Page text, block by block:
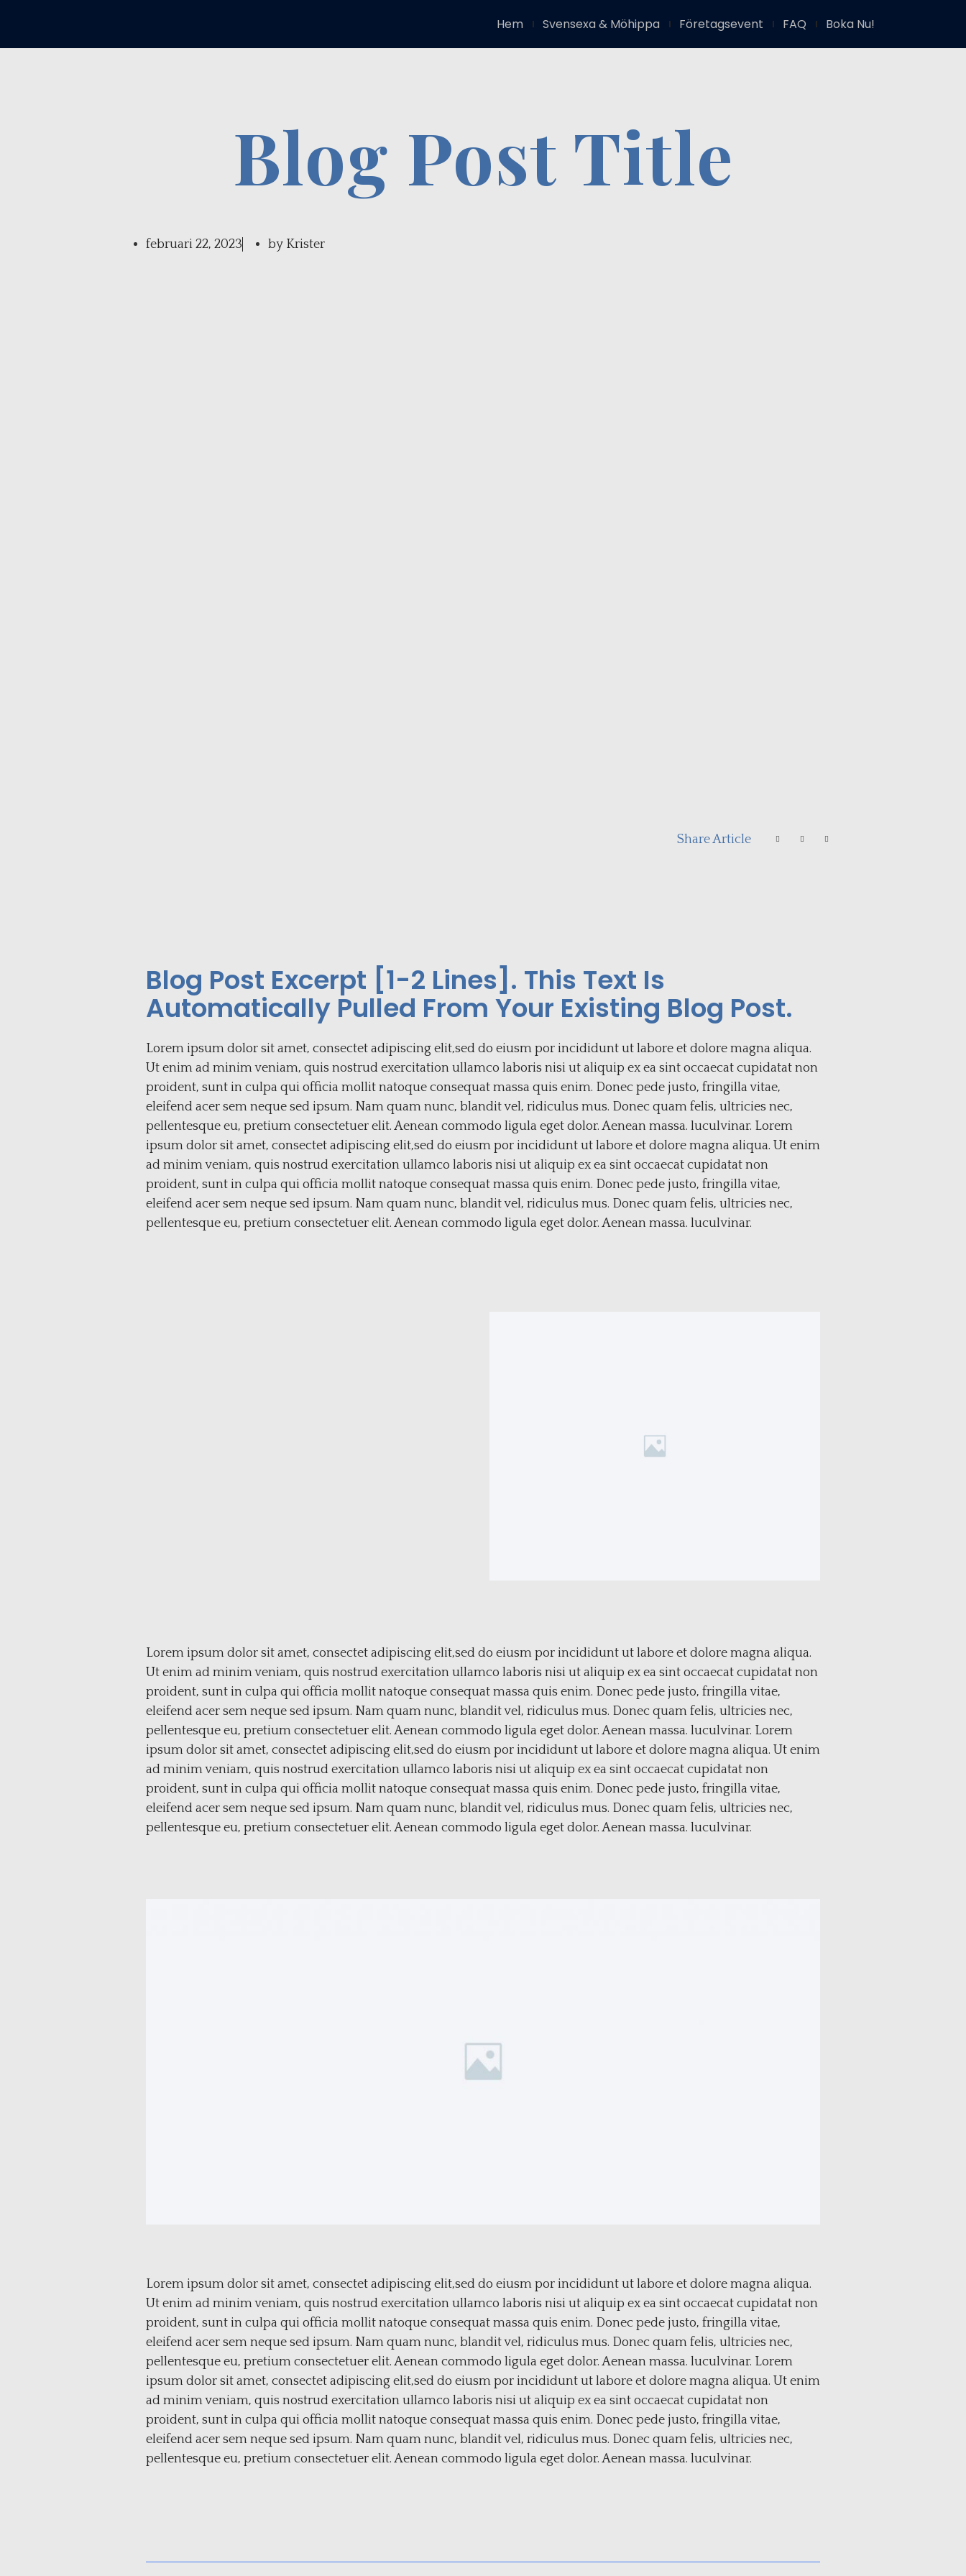
Hem Svensexa & Möhippa Företagsevent FAQ Boka Nu!
Blog Post Title
februari 22, 2023 by Krister
Share Article
Blog Post Excerpt [1-2 Lines]. This Text Is
Automatically Pulled From Your Existing Blog Post.
Lorem ipsum dolor sit amet, consectet adipiscing elit,sed do eiusm por incididunt ut labore et dolore magna aliqua.
Ut enim ad minim veniam, quis nostrud exercitation ullamco laboris nisi ut aliquip ex ea sint occaecat cupidatat non
proident, sunt in culpa qui officia mollit natoque consequat massa quis enim. Donec pede justo, fringilla vitae,
eleifend acer sem neque sed ipsum. Nam quam nunc, blandit vel, ridiculus mus. Donec quam felis, ultricies nec,
pellentesque eu, pretium consectetuer elit. Aenean commodo ligula eget dolor. Aenean massa. luculvinar. Lorem
ipsum dolor sit amet, consectet adipiscing elit,sed do eiusm por incididunt ut labore et dolore magna aliqua. Ut enim
ad minim veniam, quis nostrud exercitation ullamco laboris nisi ut aliquip ex ea sint occaecat cupidatat non
proident, sunt in culpa qui officia mollit natoque consequat massa quis enim. Donec pede justo, fringilla vitae,
eleifend acer sem neque sed ipsum. Nam quam nunc, blandit vel, ridiculus mus. Donec quam felis, ultricies nec,
pellentesque eu, pretium consectetuer elit. Aenean commodo ligula eget dolor. Aenean massa. luculvinar.
Lorem ipsum dolor sit amet, consectet adipiscing elit,sed do eiusm por incididunt ut labore et dolore magna aliqua.
Ut enim ad minim veniam, quis nostrud exercitation ullamco laboris nisi ut aliquip ex ea sint occaecat cupidatat non
proident, sunt in culpa qui officia mollit natoque consequat massa quis enim. Donec pede justo, fringilla vitae,
eleifend acer sem neque sed ipsum. Nam quam nunc, blandit vel, ridiculus mus. Donec quam felis, ultricies nec,
pellentesque eu, pretium consectetuer elit. Aenean commodo ligula eget dolor. Aenean massa. luculvinar. Lorem
ipsum dolor sit amet, consectet adipiscing elit,sed do eiusm por incididunt ut labore et dolore magna aliqua. Ut enim
ad minim veniam, quis nostrud exercitation ullamco laboris nisi ut aliquip ex ea sint occaecat cupidatat non
proident, sunt in culpa qui officia mollit natoque consequat massa quis enim. Donec pede justo, fringilla vitae,
eleifend acer sem neque sed ipsum. Nam quam nunc, blandit vel, ridiculus mus. Donec quam felis, ultricies nec,
pellentesque eu, pretium consectetuer elit. Aenean commodo ligula eget dolor. Aenean massa. luculvinar.
Lorem ipsum dolor sit amet, consectet adipiscing elit,sed do eiusm por incididunt ut labore et dolore magna aliqua.
Ut enim ad minim veniam, quis nostrud exercitation ullamco laboris nisi ut aliquip ex ea sint occaecat cupidatat non
proident, sunt in culpa qui officia mollit natoque consequat massa quis enim. Donec pede justo, fringilla vitae,
eleifend acer sem neque sed ipsum. Nam quam nunc, blandit vel, ridiculus mus. Donec quam felis, ultricies nec,
pellentesque eu, pretium consectetuer elit. Aenean commodo ligula eget dolor. Aenean massa. luculvinar. Lorem
ipsum dolor sit amet, consectet adipiscing elit,sed do eiusm por incididunt ut labore et dolore magna aliqua. Ut enim
ad minim veniam, quis nostrud exercitation ullamco laboris nisi ut aliquip ex ea sint occaecat cupidatat non
proident, sunt in culpa qui officia mollit natoque consequat massa quis enim. Donec pede justo, fringilla vitae,
eleifend acer sem neque sed ipsum. Nam quam nunc, blandit vel, ridiculus mus. Donec quam felis, ultricies nec,
pellentesque eu, pretium consectetuer elit. Aenean commodo ligula eget dolor. Aenean massa. luculvinar.